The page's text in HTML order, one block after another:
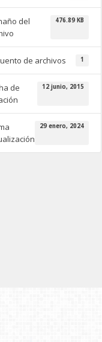
del
476.89 KB
de archivos 1
de
12 junio, 2015
29 enero, 2024